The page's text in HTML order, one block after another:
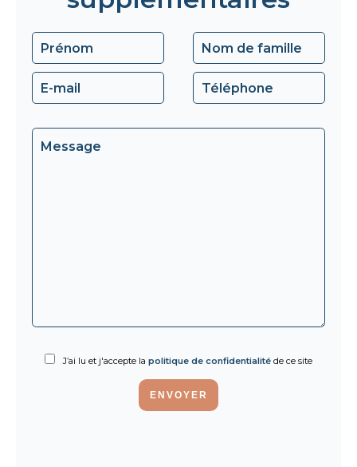
J’ai lu et j'accepte la politique de confidentialité de ce site
ENVOYER